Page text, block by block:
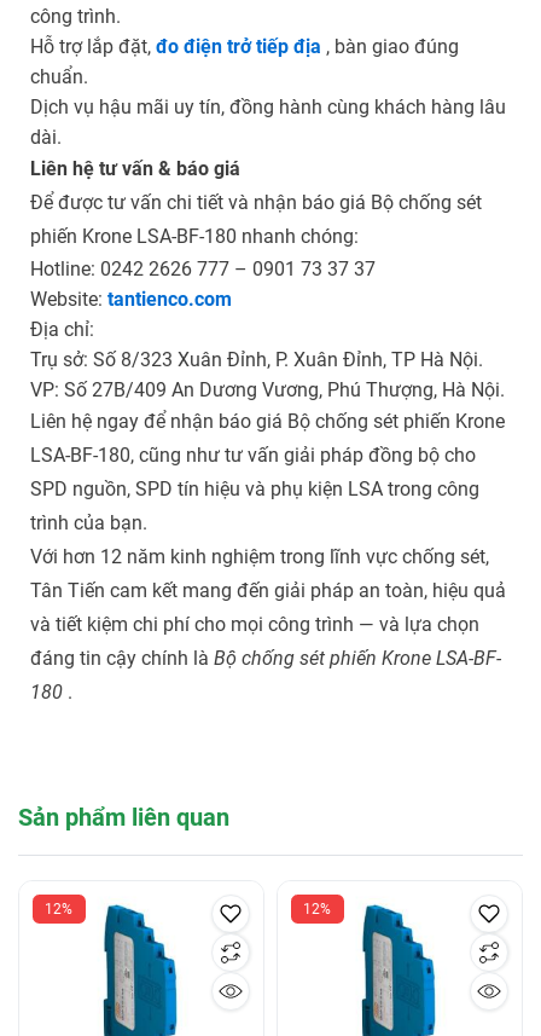
công trình.
Hỗ trợ lắp đặt, đo điện trở tiếp địa , bàn giao đúng
chuẩn.
Dịch vụ hậu mãi uy tín, đồng hành cùng khách hàng lâu
dài.
Liên hệ tư vấn & báo giá
Để được tư vấn chi tiết và nhận báo giá Bộ chống sét
phiến Krone LSA-BF-180 nhanh chóng:
Hotline: 0242 2626 777 – 0901 73 37 37
Website: tantienco.com
Địa chỉ:
Trụ sở: Số 8/323 Xuân Đỉnh, P. Xuân Đỉnh, TP Hà Nội.
VP: Số 27B/409 An Dương Vương, Phú Thượng, Hà Nội.
Liên hệ ngay để nhận báo giá Bộ chống sét phiến Krone
LSA-BF-180, cũng như tư vấn giải pháp đồng bộ cho
SPD nguồn, SPD tín hiệu và phụ kiện LSA trong công
trình của bạn.
Với hơn 12 năm kinh nghiệm trong lĩnh vực chống sét,
Tân Tiến cam kết mang đến giải pháp an toàn, hiệu quả
và tiết kiệm chi phí cho mọi công trình — và lựa chọn
đáng tin cậy chính là Bộ chống sét phiến Krone LSA-BF-
180 .
Sản phẩm liên quan
12% 12%